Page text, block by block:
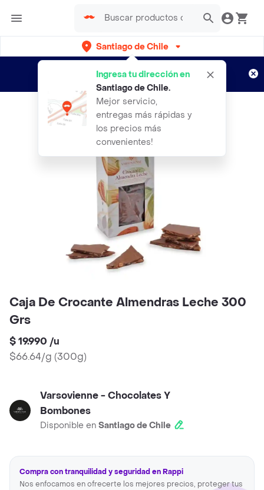
Santiago de Chile
Ingresa tu dirección en
Santiago de Chile.
Mejor servicio,
entregas más rápidas y
los precios más
convenientes!
envíos gratis por semanas
Aplican TyC
Caja De Crocante Almendras Leche 300
Grs
$ 19.990 /u
$66.64/g (300g)
Varsovienne - Chocolates Y
Bombones
Disponible en Santiago de Chile
Compra con tranquilidad y seguridad en Rappi
Nos enfocamos en ofrecerte los mejores precios, proteger tus